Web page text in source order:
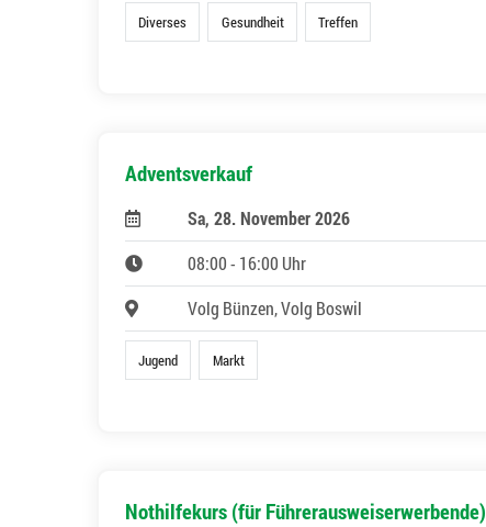
Diverses Gesundheit Treffen
Adventsverkauf
Sa, 28. November 2026
08:00 - 16:00 Uhr
Volg Bünzen, Volg Boswil
Jugend Markt
Nothilfekurs (für Führerausweiserwerbende)